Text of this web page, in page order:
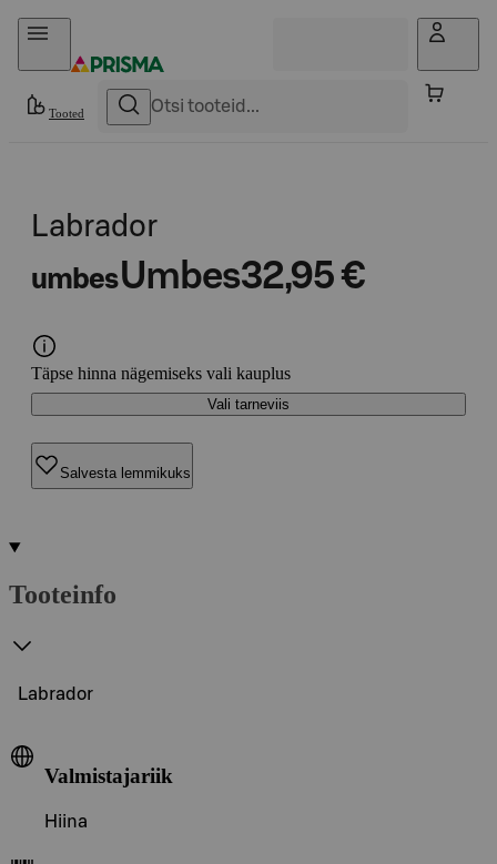
Otse sisu juurde
Tooted
Labrador
umbesUmbes32,95 €
Täpse hinna nägemiseks vali kauplus
Vali tarneviis
Salvesta lemmikuks
Tooteinfo
Labrador
Valmistajariik
Hiina